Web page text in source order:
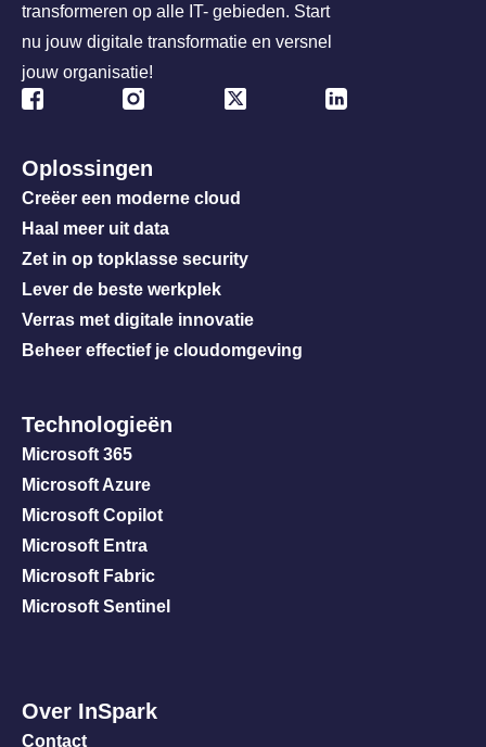
transformeren op alle IT- gebieden. Start
nu jouw digitale transformatie en versnel
jouw organisatie!
Oplossingen
Creëer een moderne cloud
Haal meer uit data
Zet in op topklasse security
Lever de beste werkplek
Verras met digitale innovatie
Beheer effectief je cloudomgeving
Technologieën
Microsoft 365
Microsoft Azure
Microsoft Copilot
Microsoft Entra
Microsoft Fabric
Microsoft Sentinel
Over InSpark
Contact